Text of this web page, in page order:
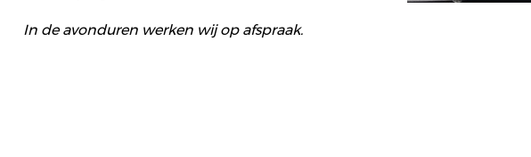
In de avonduren werken wij op afspraak.